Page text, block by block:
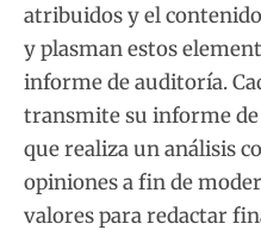
atribuidos y el
y plasman estos
informe de auditoría.
transmite su informe
que realiza un análisis
opiniones a fin de
valores para redactar